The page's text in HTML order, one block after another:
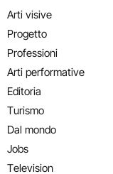
Arti visive
Progetto
Professioni
Arti performative
Editoria
Turismo
Dal mondo
Jobs
Television